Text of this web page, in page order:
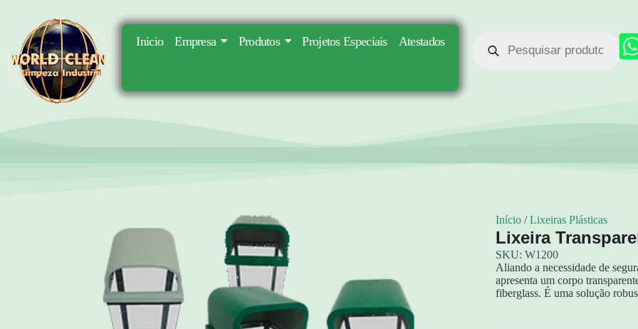
Inicio Empresa Produtos Projetos Especiais Atestados
Início /Lixeiras Plásticas
Lixeira
SKU: W1200
Aliando a necessidade de
apresenta um corpo
fiberglass. É uma solução